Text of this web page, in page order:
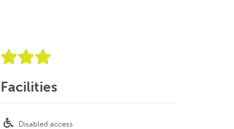
Facilities
Disabled access